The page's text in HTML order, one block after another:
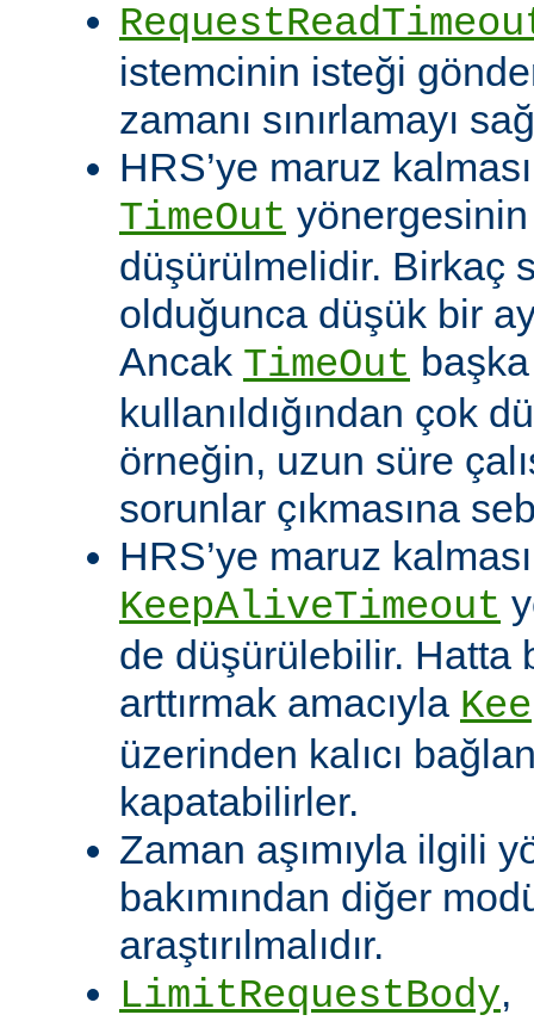
istemcinin isteği
zamanı sınırlamayı
HRS’ye maruz
TimeOut
düşürülmelidir. Birkaç
olduğunca düşük bir
Ancak TimeOut
kullanıldığından çok
örneğin, uzun süre
sorunlar çıkmasına
HRS’ye maruz
KeepAliveTimeout
de düşürülebilir. Hatta
arttırmak amacıyla
üzerinden kalıcı
kapatabilirler.
Zaman aşımıyla ilgili
bakımından diğer
araştırılmalıdır.
LimitRequestBody,